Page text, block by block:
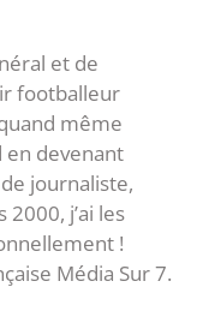
et de
footballeur
même
en devenant
journaliste,
j’ai les
!
Média Sur 7.